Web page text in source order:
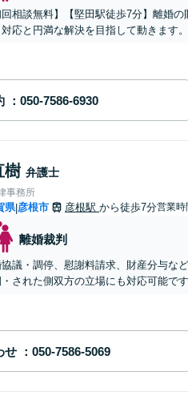
回相談無料】【堅田駅徒歩7分】離婚
応と円満な解決を目指して動きます
樹 弁護士
事務所
県|彦根市 彦根駅 から徒歩7分営業時
離婚裁判
議・調停、慰謝料請求、財産分与な
された側双方の立場にも対応可能で
せ